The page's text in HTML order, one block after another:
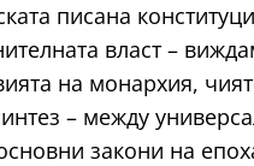
писана
власт –
на монархия,
– между
закони на